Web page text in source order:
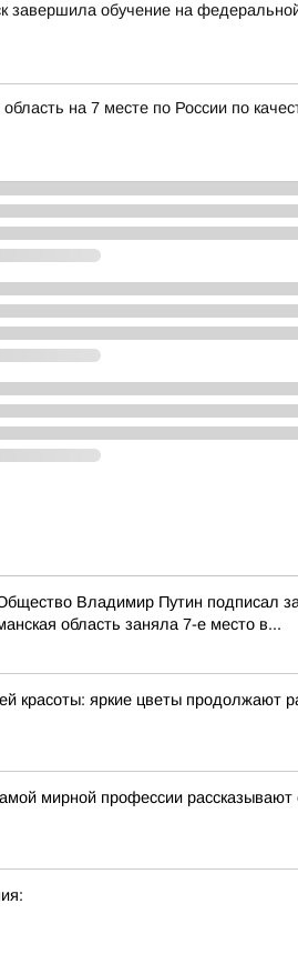
завершила обучение на
на 7 месте по России по
Владимир Путин подписал
область заняла 7-е место в...
красоты: яркие цветы продолжают
мирной профессии